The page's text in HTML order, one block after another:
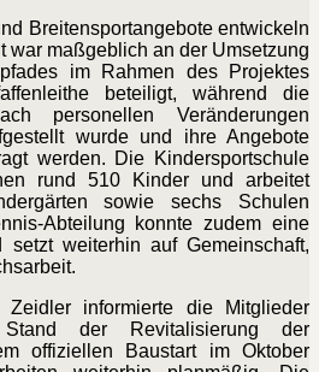
Breitensportangebote entwickeln
war maßgeblich an der Umsetzung
im Rahmen des Projektes
beteiligt, während die
personellen Veränderungen
wurde und ihre Angebote
werden. Die Kindersportschule
rund 510 Kinder und arbeitet
sowie sechs Schulen
Abteilung konnte zudem eine
setzt weiterhin auf Gemeinschaft,
Zeidler informierte die Mitglieder
der Revitalisierung der
offiziellen Baustart im Oktober